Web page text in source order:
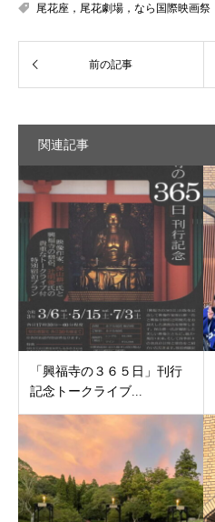
尾花座，尾花劇場，なら国際映画祭
関連記事
「興福寺の３６５日」刊行
記念トークライブ...